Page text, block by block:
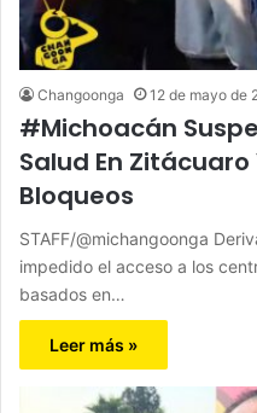
Changoonga 12 de mayo de
#Michoacán
Salud En Zitácuaro
Bloqueos
STAFF/@michangoonga
impedido el acceso a los
basados en…
Leer más »